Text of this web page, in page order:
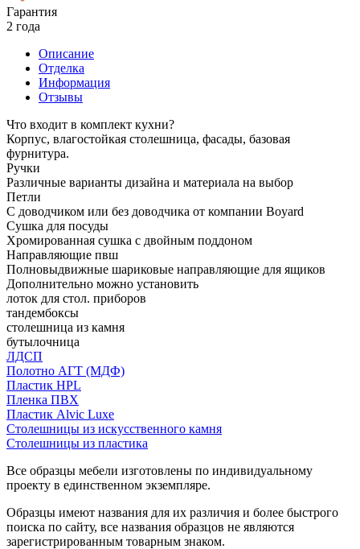
Гарантия
2 года
Описание
Отделка
Информация
Отзывы
Что входит в комплект кухни?
Корпус, влагостойкая столешница, фасады, базовая
фурнитура.
Ручки
Различные варианты дизайна и материала на выбор
Петли
С доводчиком или без доводчика от компании Boyard
Сушка для посуды
Хромированная сушка с двойным поддоном
Направляющие пвш
Полновыдвижные шариковые направляющие для ящиков
Дополнительно можно установить
лоток для стол. приборов
тандембоксы
столешница из камня
бутылочница
ЛДСП
Полотно АГТ (МДФ)
Пластик HPL
Пленка ПВХ
Пластик Alvic Luxe
Столешницы из искусственного камня
Столешницы из пластика
Все образцы мебели изготовлены по индивидуальному
проекту в единственном экземпляре.
Образцы имеют названия для их различия и более быстрого
поиска по сайту, все названия образцов не являются
зарегистрированным товарным знаком.